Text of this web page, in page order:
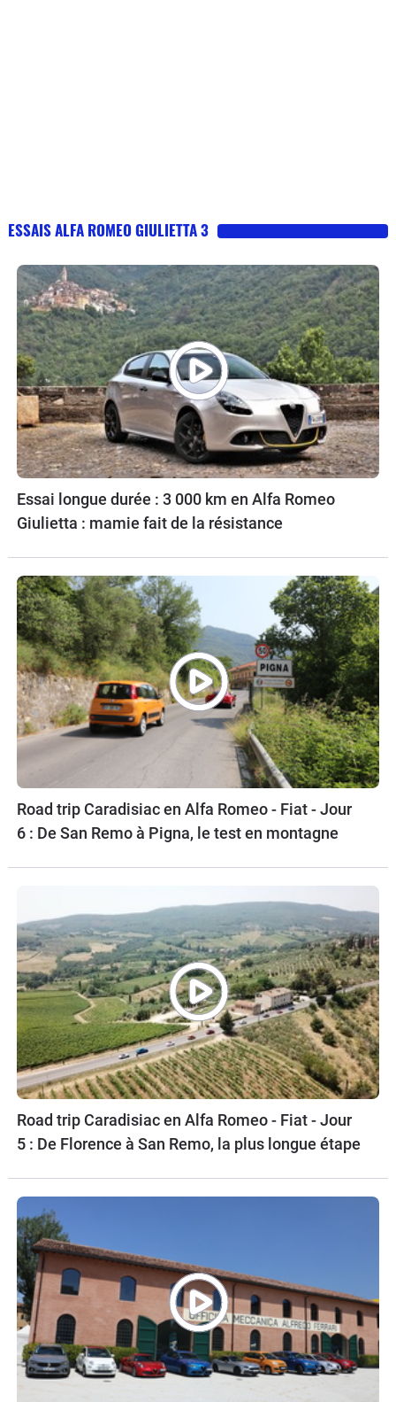
ESSAIS ALFA ROMEO GIULIETTA 3
Essai longue durée : 3 000 km en Alfa Romeo
Giulietta : mamie fait de la résistance
Road trip Caradisiac en Alfa Romeo - Fiat - Jour
6 : De San Remo à Pigna, le test en montagne
Road trip Caradisiac en Alfa Romeo - Fiat - Jour
5 : De Florence à San Remo, la plus longue étape